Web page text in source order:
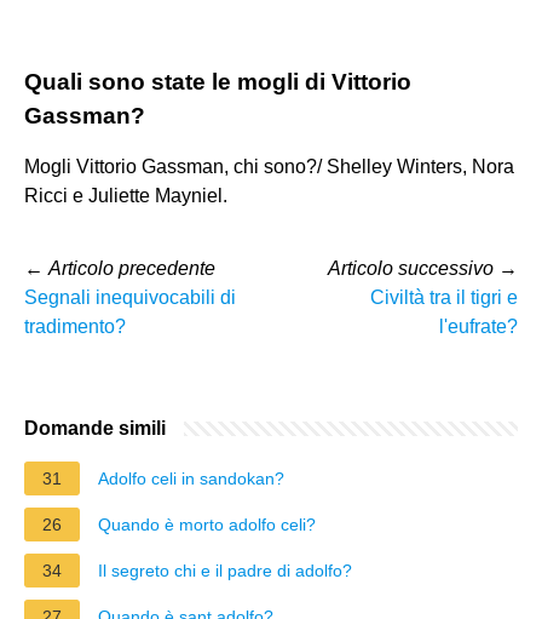
Quali sono state le mogli di Vittorio
Gassman?
Mogli Vittorio Gassman, chi sono?/ Shelley Winters, Nora
Ricci e Juliette Mayniel.
← Articolo precedente
Segnali inequivocabili di
tradimento?
Articolo successivo →
Civiltà tra il tigri e
l'eufrate?
Domande simili
31 Adolfo celi in sandokan?
26 Quando è morto adolfo celi?
34 Il segreto chi e il padre di adolfo?